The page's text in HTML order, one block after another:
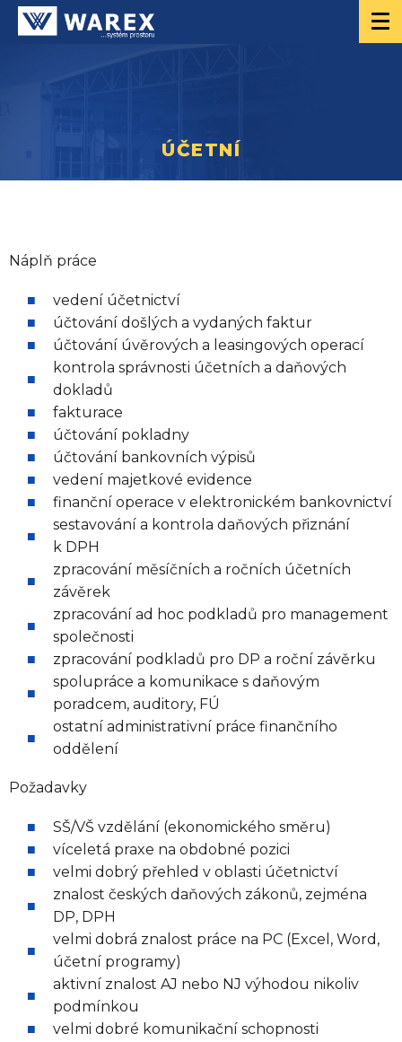
ÚČETNÍ
Náplň práce
vedení účetnictví
účtování došlých a vydaných faktur
účtování úvěrových a leasingových operací
kontrola správnosti účetních a daňových
dokladů
fakturace
účtování pokladny
účtování bankovních výpisů
vedení majetkové evidence
finanční operace v elektronickém bankovnictví
sestavování a kontrola daňových přiznání
k DPH
zpracování měsíčních a ročních účetních
závěrek
zpracování ad hoc podkladů pro management
společnosti
zpracování podkladů pro DP a roční závěrku
spolupráce a komunikace s daňovým
poradcem, auditory, FÚ
ostatní administrativní práce finančního
oddělení
Požadavky
SŠ/VŠ vzdělání (ekonomického směru)
víceletá praxe na obdobné pozici
velmi dobrý přehled v oblasti účetnictví
znalost českých daňových zákonů, zejména
DP, DPH
velmi dobrá znalost práce na PC (Excel, Word,
účetní programy)
aktivní znalost AJ nebo NJ výhodou nikoliv
podmínkou
velmi dobré komunikační schopnosti